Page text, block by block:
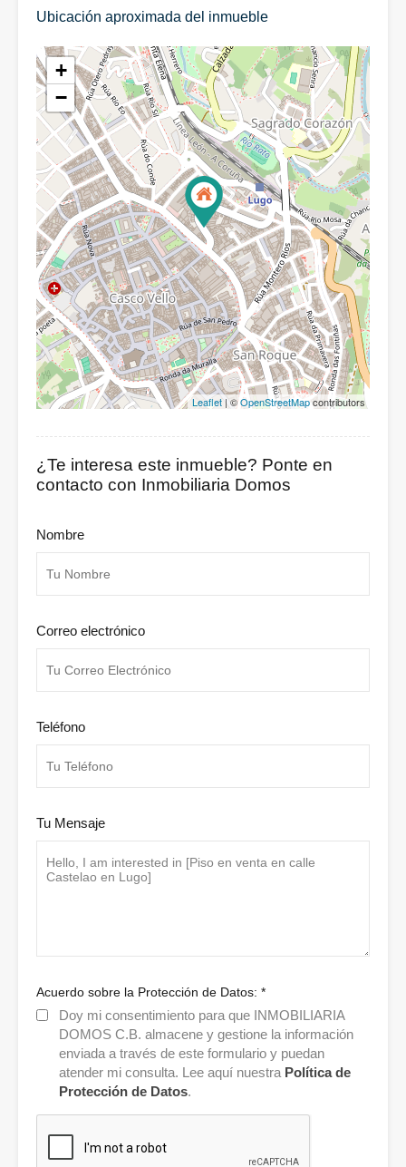
Ubicación aproximada del inmueble
+
−
Leaflet | ©OpenStreetMapcontributors
¿Te interesa este inmueble? Ponte en
contacto con Inmobiliaria Domos
Nombre
Correo electrónico
Teléfono
Tu Mensaje
Acuerdo sobre la Protección de Datos: *
Doy mi consentimiento para que INMOBILIARIA
DOMOS C.B. almacene y gestione la información
enviada a través de este formulario y puedan
atender mi consulta. Lee aquí nuestra Política de
Protección de Datos.